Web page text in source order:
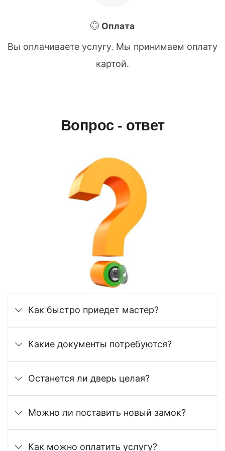
Оплата
Вы оплачиваете услугу. Мы принимаем оплату
картой.
Вопрос - ответ
Как быстро приедет мастер?
Какие документы потребуются?
Останется ли дверь целая?
Можно ли поставить новый замок?
Как можно оплатить услугу?